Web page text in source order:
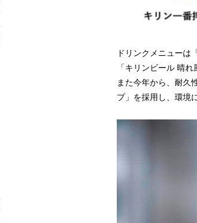
ドリンクメニューは
「キリンビール 晴れ
また今年から、耐久
プ」を採用し、環境